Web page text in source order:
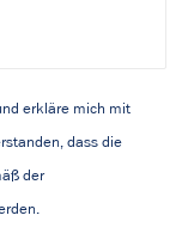
erkläre mich mit
dass die
der